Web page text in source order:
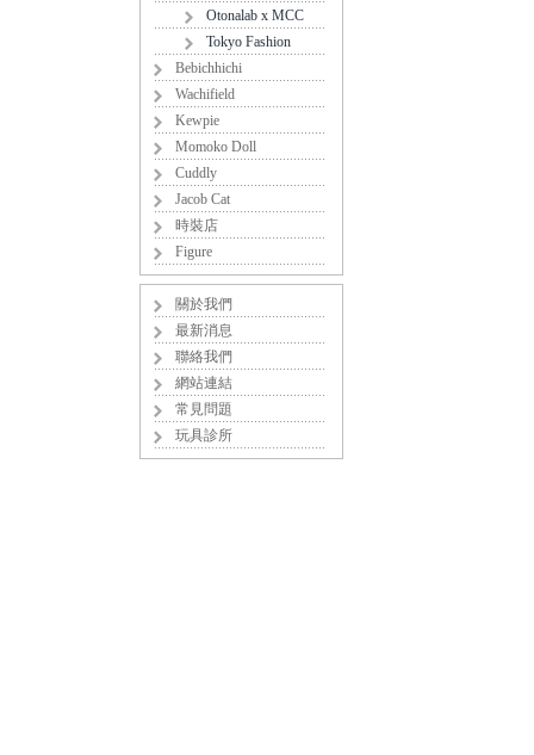
Otonalab x MCC
Tokyo Fashion
Bebichhichi
Wachifield
Kewpie
Momoko Doll
Cuddly
Jacob Cat
時裝店
Figure
關於我們
最新消息
聯絡我們
網站連結
常見問題
玩具診所